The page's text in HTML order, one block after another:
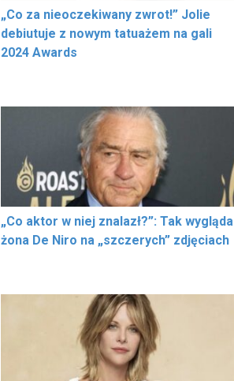
„Co za nieoczekiwany zwrot!” Jolie
debiutuje z nowym tatuażem na gali
2024 Awards
„Co aktor w niej znalazł?”: Tak wygląda
żona De Niro na „szczerych” zdjęciach